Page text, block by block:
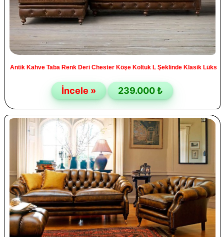
Antik Kahve Taba Renk Deri Chester Köşe Koltuk L Şeklinde Klasik Lüks
İncele » 239.000 ₺